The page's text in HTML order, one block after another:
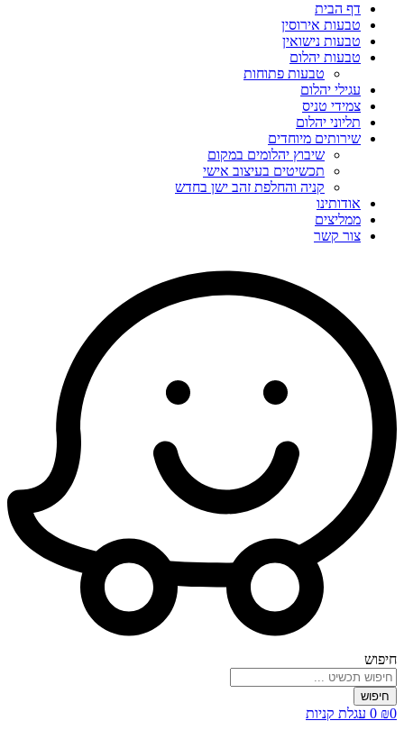
דף הבית
טבעות אירוסין
טבעות נישואין
טבעות יהלום
טבעות פתוחות
עגילי יהלום
צמידי טניס
תליוני יהלום
שירותים מיוחדים
שיבוץ יהלומים במקום
תכשיטים בעיצוב אישי
קניה והחלפת זהב ישן בחדש
אודותינו
ממליצים
צור קשר
חיפוש
חיפוש
₪0
0 עגלת קניות